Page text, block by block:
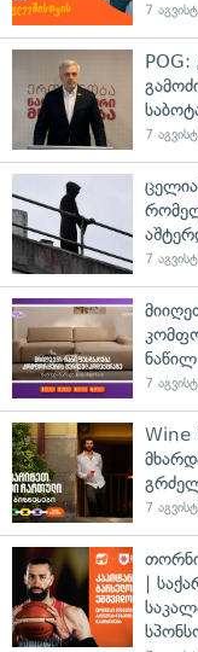
7
POG:
7
7
7
Wine
7
|